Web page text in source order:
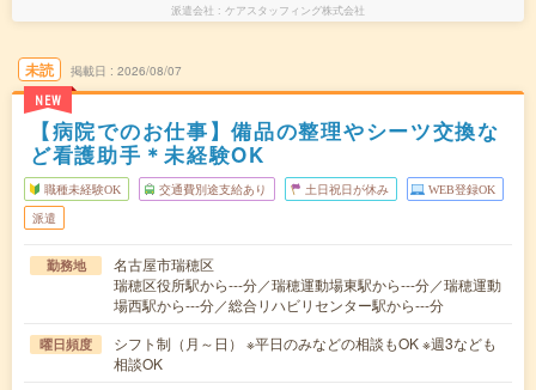
派遣会社 ケアスタッフィング株式会社
未読
NEW
掲載日 2026/08/07
【病院でのお仕事】備品の整理やシーツ交換な
ど看護助手＊未経験OK
職種未経験OK 交通費別途支給あり 土日祝日が休み WEB登録OK
派遣
勤務地
名古屋市瑞穂区
瑞穂区役所駅から---分／瑞穂運動場東駅から---分／瑞穂運動
場西駅から---分／総合リハビリセンター駅から---分
曜日頻度
シフト制（月～日） ※平日のみなどの相談もOK ※週3なども
相談OK